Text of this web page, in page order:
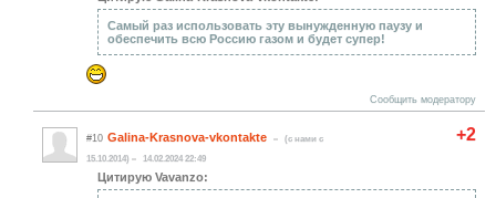
Самый раз использовать эту вынужденную паузу и
обеспечить всю Россию газом и будет супер!
Сообщить модератору
+2
#10 Galina-Krasnova-vkontakte
(c нами с
15.10.2014)
14.02.2024 22:49
Цитирую Vavanzo: